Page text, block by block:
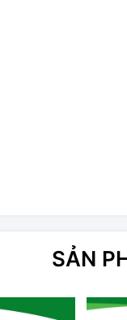
SẢN